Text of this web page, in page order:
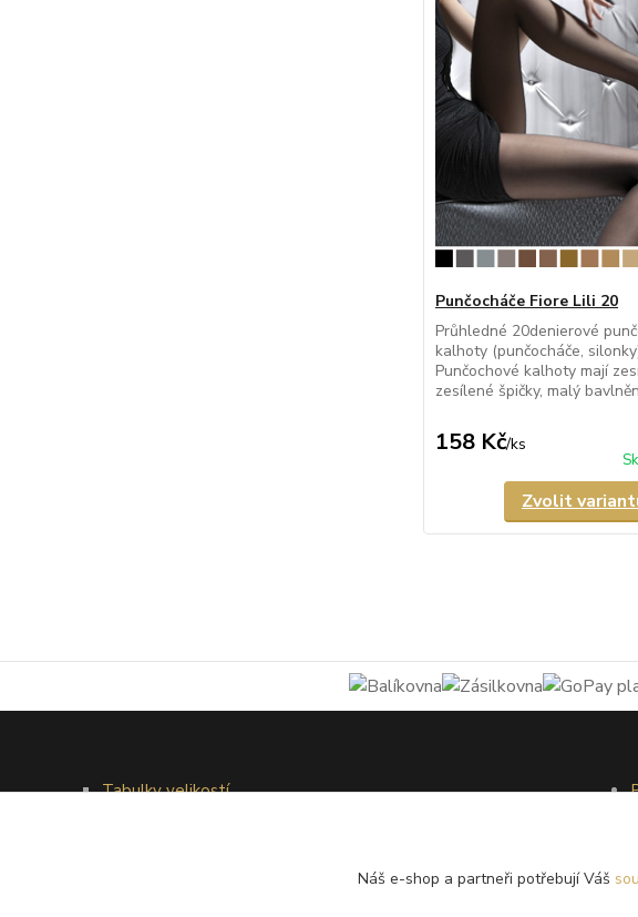
Punčocháče Fiore Lili 20
Průhledné 20denierové
kalhoty (punčocháče,
Punčochové kalhoty mají
zesílené špičky, malý
158 Kč/ks
Zvolit
Tabulky velikostí
Náš e-shop a partneři potřebují Váš